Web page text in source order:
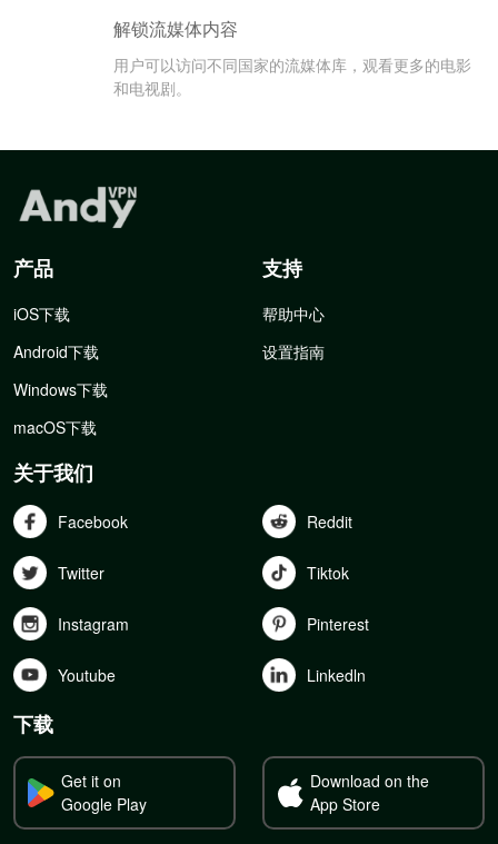
解锁流媒体内容
用户可以访问不同国家的流媒体库，观看更多的电影
和电视剧。
产品
iOS下载
Android下载
Windows下载
macOS下载
支持
帮助中心
设置指南
关于我们
Facebook Reddit
Twitter Tiktok
Instagram Pinterest
Youtube Linkedln
下载
Get it on
Google Play
Download on the
App Store